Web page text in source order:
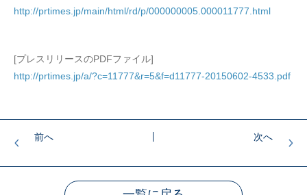
http://prtimes.jp/main/html/rd/p/000000005.000011777.html
[プレスリリースのPDFファイル]
http://prtimes.jp/a/?c=11777&r=5&f=d11777-20150602-4533.pdf
前へ 次へ